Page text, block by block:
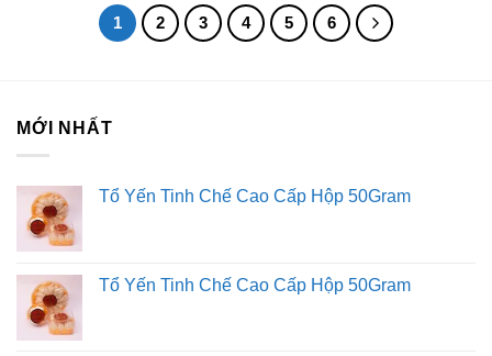
1 2 3 4 5 6
MỚI NHẤT
Tổ Yến Tinh Chế Cao Cấp Hộp 50Gram
Tổ Yến Tinh Chế Cao Cấp Hộp 50Gram